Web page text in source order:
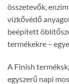
összetevők,
vízkővédő
beépített
termékekre –
A Finish
egyszerű napi